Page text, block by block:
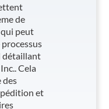
de
peut
détaillant
Cela
des
et